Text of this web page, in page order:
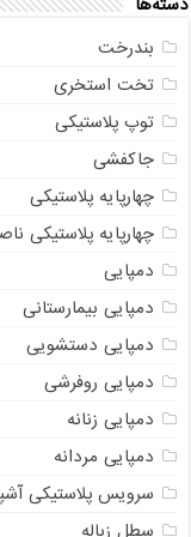
بندرخت
تخت استخری
توپ پلاستیکی
جاکفشی
چهارپایه پلاستیکی
چهارپایه پلاستیکی
دمپایی
دمپایی بیمارستانی
دمپایی دستشویی
دمپایی روفرشی
دمپایی زنانه
دمپایی مردانه
سرویس پلاستیکی
سطل زباله